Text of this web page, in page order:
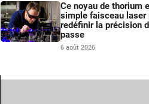
Ce noyau de thorium
simple faisceau laser
redéfinir la précision
passe
6 août 2026